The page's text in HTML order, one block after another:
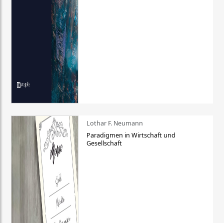
Lothar F. Neumann
Paradigmen in Wirtschaft und
Gesellschaft